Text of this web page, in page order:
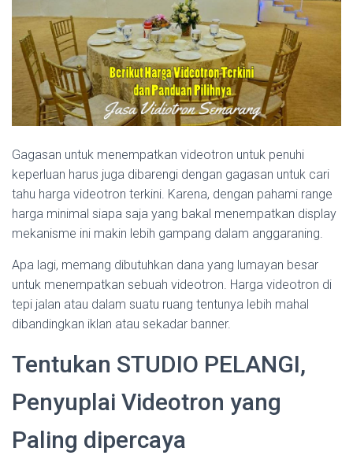
Gagasan untuk menempatkan videotron untuk penuhi
keperluan harus juga dibarengi dengan gagasan untuk cari
tahu harga videotron terkini. Karena, dengan pahami range
harga minimal siapa saja yang bakal menempatkan display
mekanisme ini makin lebih gampang dalam anggaraning.
Apa lagi, memang dibutuhkan dana yang lumayan besar
untuk menempatkan sebuah videotron. Harga videotron di
tepi jalan atau dalam suatu ruang tentunya lebih mahal
dibandingkan iklan atau sekadar banner.
Tentukan STUDIO PELANGI,
Penyuplai Videotron yang
Paling dipercaya